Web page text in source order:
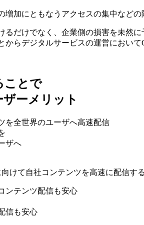
増加にともなうアクセスの集中などの
るだけでなく、企業側の損害を未然
からデジタルサービスの運営におい
ことで
ーメリット
ザへ
けて自社コンテンツを高速に配信す
信も安心